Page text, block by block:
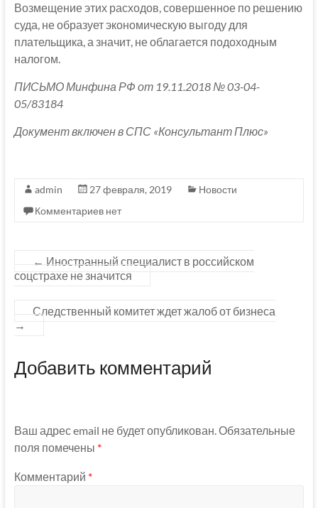
Возмещение этих расходов, совершенное по решению
суда, не образует экономическую выгоду для
плательщика, а значит, не облагается подоходным
налогом.
ПИСЬМО Минфина РФ от 19.11.2018 № 03-04-
05/83184
Документ включен в СПС «Консультант Плюс»
admin 27 февраля, 2019
Новости
Комментариев нет
← Иностранный специалист в российском
соцстрахе не значится
Следственный комитет ждет жалоб от бизнеса
→
Добавить комментарий
Ваш адрес email не будет опубликован. Обязательные
поля помечены *
Комментарий *